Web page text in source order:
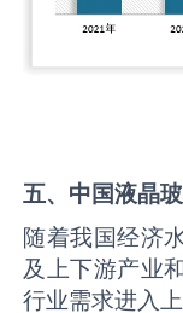
五、中国液晶
随着我国经济
及上下游产业
行业需求进入